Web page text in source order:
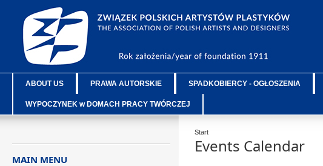
ABOUT US PRAWA AUTORSKIE SPADKOBIERCY - OGŁOSZENIA
WYPOCZYNEK w DOMACH PRACY TWÓRCZEJ
Start
Events Calendar
MAIN MENU